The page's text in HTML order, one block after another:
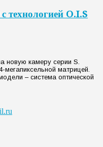
технологией O.I.S
новую камеру серии S.
мегапиксельной матрицей.
– система оптической